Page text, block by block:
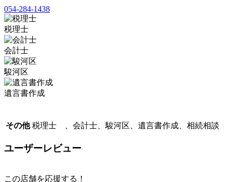
054-284-1438
税理士
会計士
駿河区
遺言書作成
その他 税理士 、会計士、駿河区、遺言書作成、相続相談
ユーザーレビュー
この店舗を応援する！